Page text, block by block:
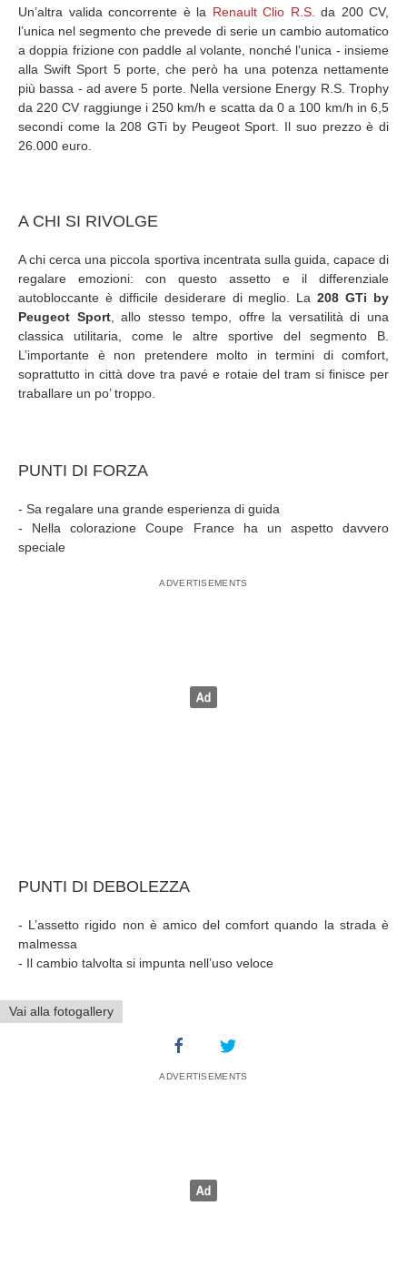
Un’altra valida concorrente è la Renault Clio R.S. da 200 CV,
l’unica nel segmento che prevede di serie un cambio automatico
a doppia frizione con paddle al volante, nonché l’unica - insieme
alla Swift Sport 5 porte, che però ha una potenza nettamente
più bassa - ad avere 5 porte. Nella versione Energy R.S. Trophy
da 220 CV raggiunge i 250 km/h e scatta da 0 a 100 km/h in 6,5
secondi come la 208 GTi by Peugeot Sport. Il suo prezzo è di
26.000 euro.
A CHI SI RIVOLGE
A chi cerca una piccola sportiva incentrata sulla guida, capace di
regalare emozioni: con questo assetto e il differenziale
autobloccante è difficile desiderare di meglio. La208 GTi by
Peugeot Sport, allo stesso tempo, offre la versatilità di una
classica utilitaria, come le altre sportive del segmento B.
L’importante è non pretendere molto in termini di comfort,
soprattutto in città dove tra pavé e rotaie del tram si finisce per
traballare un po’ troppo.
PUNTI DI FORZA
- Sa regalare una grande esperienza di guida
- Nella colorazione Coupe France ha un aspetto davvero
speciale
PUNTI DI DEBOLEZZA
- L’assetto rigido non è amico del comfort quando la strada è
malmessa
- Il cambio talvolta si impunta nell’uso veloce
Vai alla fotogallery